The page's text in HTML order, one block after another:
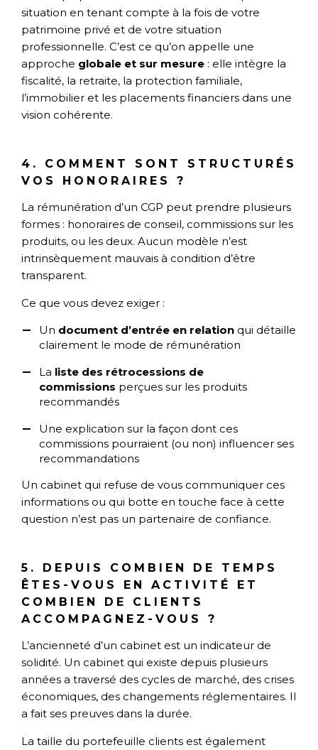
situation en tenant compte à la fois de votre
patrimoine privé et de votre situation
professionnelle. C’est ce qu’on appelle une
approche globale et sur mesure : elle intègre la
fiscalité, la retraite, la protection familiale,
l’immobilier et les placements financiers dans une
vision cohérente.
4. COMMENT SONT STRUCTURÉS
VOS HONORAIRES ?
La rémunération d’un CGP peut prendre plusieurs
formes : honoraires de conseil, commissions sur les
produits, ou les deux. Aucun modèle n’est
intrinsèquement mauvais à condition d’être
transparent.
Ce que vous devez exiger :
Un document d’entrée en relation qui détaille
clairement le mode de rémunération
La liste des rétrocessions de
commissions perçues sur les produits
recommandés
Une explication sur la façon dont ces
commissions pourraient (ou non) influencer ses
recommandations
Un cabinet qui refuse de vous communiquer ces
informations ou qui botte en touche face à cette
question n’est pas un partenaire de confiance.
5. DEPUIS COMBIEN DE TEMPS
ÊTES-VOUS EN ACTIVITÉ ET
COMBIEN DE CLIENTS
ACCOMPAGNEZ-VOUS ?
L’ancienneté d’un cabinet est un indicateur de
solidité. Un cabinet qui existe depuis plusieurs
années a traversé des cycles de marché, des crises
économiques, des changements réglementaires. Il
a fait ses preuves dans la durée.
La taille du portefeuille clients est également